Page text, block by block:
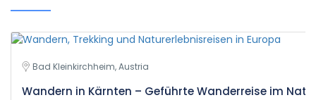
Bad Kleinkirchheim, Austria
Wandern in Kärnten – Geführte Wanderreise im